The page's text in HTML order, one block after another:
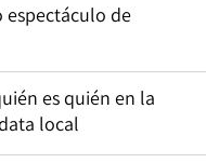
espectáculo de
es quién en la
local